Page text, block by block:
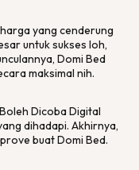
yang cenderung
untuk sukses loh,
Domi Bed
maksimal nih.
Dicoba Digital
dihadapi. Akhirnya,
buat Domi Bed.